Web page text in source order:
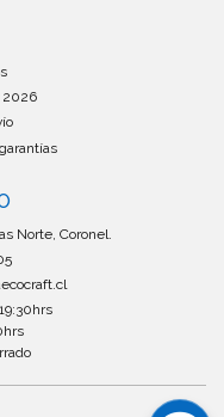
2026
Norte, Coronel.